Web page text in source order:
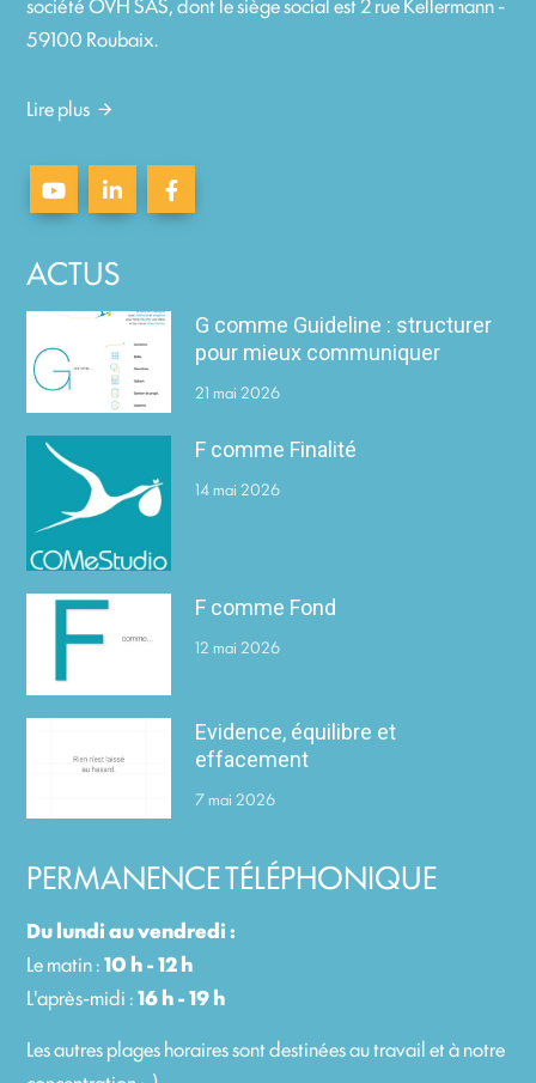
59100 Roubaix.
Lire plus
ACTUS
G comme Guideline : structurer
pour mieux communiquer
21 mai 2026
F comme Finalité
14 mai 2026
F comme Fond
12 mai 2026
Evidence, équilibre et
effacement
7 mai 2026
PERMANENCE TÉLÉPHONIQUE
Du lundi au vendredi :
Le matin :10 h - 12 h
L'après-midi :16 h - 19 h
Les autres plages horaires sont destinées au travail et à notre